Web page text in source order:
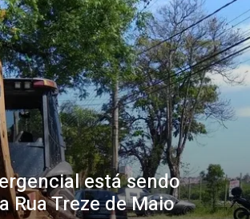
está sendo
Rua Treze de Maio